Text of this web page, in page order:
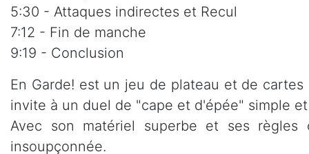
5:30 - Attaques indirectes et Recul
7:12 - Fin de manche
9:19 - Conclusion
En Garde! est un jeu de plateau et de
invite à un duel de "cape et d'épée" simple
Avec son matériel superbe et ses
insoupçonnée.